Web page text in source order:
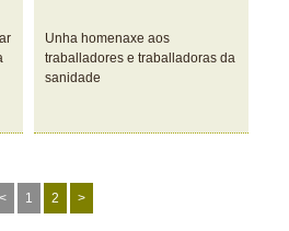
Unha homenaxe aos
traballadores e traballadoras da
sanidade
< 1 2 >